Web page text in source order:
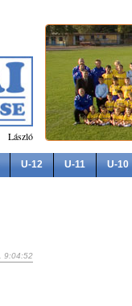
László
U-12 U-11 U-10
9:04:52